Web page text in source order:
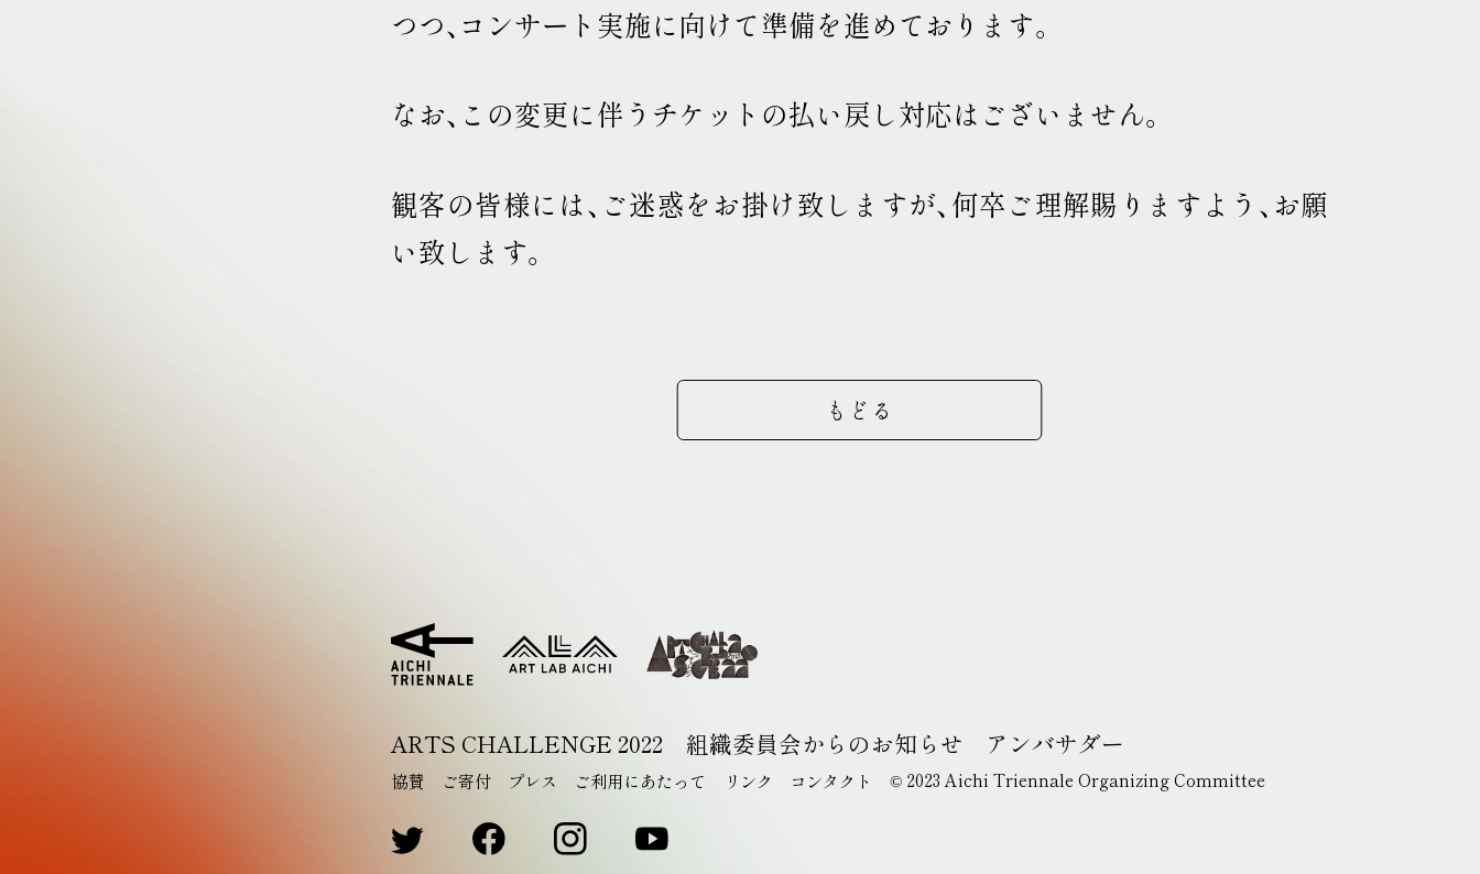
つつ、コンサート実施に向けて準備を進めております。
なお、この変更に伴うチケットの払い戻し対応はございません。
観客の皆様には、ご迷惑をお掛け致しますが、何卒ご理解賜りますよう、お願
い致します。
もどる
ARTS CHALLENGE 2022 組織委員会からのお知らせ アンバサダー
協賛 ご寄付 プレス ご利用にあたって リンク コンタクト © 2023 Aichi Triennale Organizing Committee